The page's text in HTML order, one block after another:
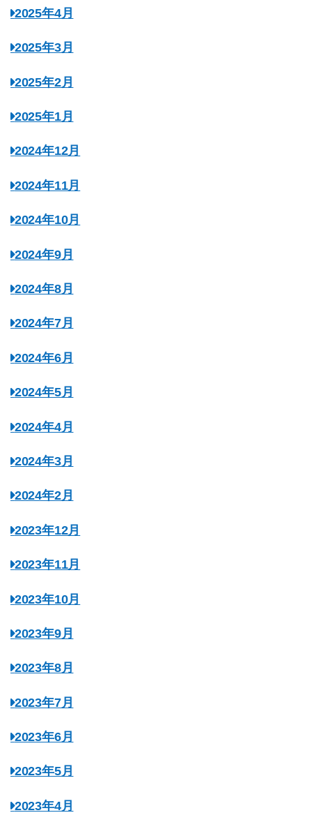
2025年4月
2025年3月
2025年2月
2025年1月
2024年12月
2024年11月
2024年10月
2024年9月
2024年8月
2024年7月
2024年6月
2024年5月
2024年4月
2024年3月
2024年2月
2023年12月
2023年11月
2023年10月
2023年9月
2023年8月
2023年7月
2023年6月
2023年5月
2023年4月